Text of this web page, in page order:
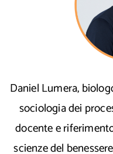
Daniel Lumera,
sociologia dei
docente e
scienze del